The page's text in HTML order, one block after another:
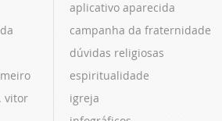
vitor
aplicativo aparecida
campanha da fraternidade
dúvidas religiosas
espiritualidade
igreja